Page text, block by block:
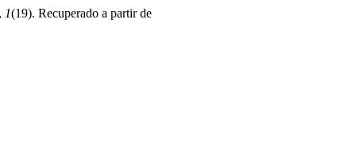
1(19). Recuperado a partir de